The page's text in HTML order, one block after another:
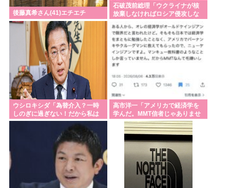
後藤真希さん(41)エチエチ
石破茂前総理「ウクライナが核
放棄しなければロシア侵攻しな
安全保障”
ウシロキシダ「為替介入？一時
しのぎに過ぎない！だから私は
現役の時になにもしなかったの
高市洋一「アメリカで経済学を
学んだ。MMT信者じゃありませ
ん」